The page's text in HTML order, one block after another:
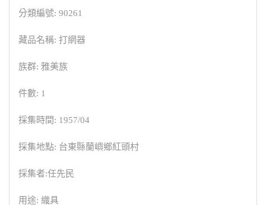
分類編號: 90261
藏品名稱: 打網器
族群: 雅美族
件數: 1
採集時間: 1957/04
採集地點: 台東縣蘭嶼鄉紅頭村
採集者:任先民
用途: 織具